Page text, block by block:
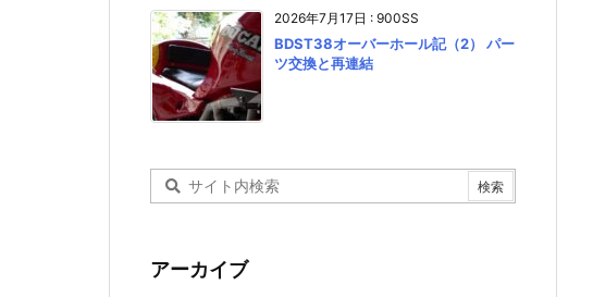
2026年7月17日 : 900SS
BDST38オーバーホール記（2） パー
ツ交換と再連結
アーカイブ